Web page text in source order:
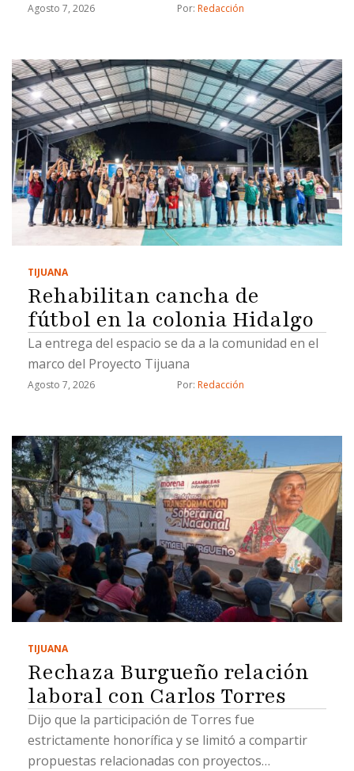
Agosto 7, 2026 Por: Redacción
TIJUANA
Rehabilitan cancha de
fútbol en la colonia Hidalgo
La entrega del espacio se da a la comunidad en el
marco del Proyecto Tijuana
Agosto 7, 2026 Por: Redacción
TIJUANA
Rechaza Burgueño relación
laboral con Carlos Torres
Dijo que la participación de Torres fue
estrictamente honorífica y se limitó a compartir
propuestas relacionadas con proyectos